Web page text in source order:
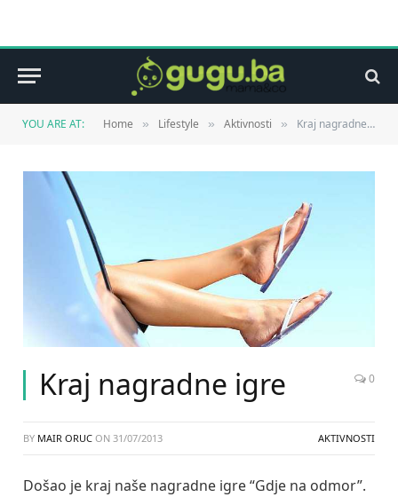
YOU ARE AT: Home » Lifestyle » Aktivnosti » Kraj nagradne igre
Kraj nagradne igre 0
BY MAIR ORUC ON 31/07/2013 AKTIVNOSTI
Došao je kraj naše nagradne igre “Gdje na odmor”.